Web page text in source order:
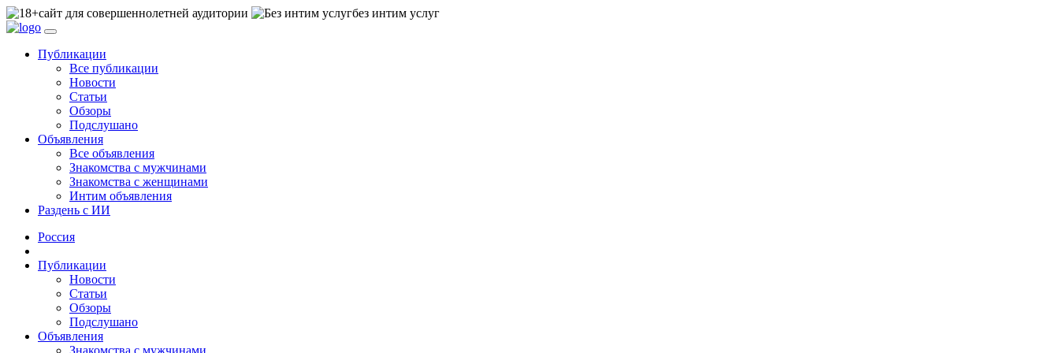
сайт для совершеннолетней аудитории без интим услуг
Публикации
Все публикации
Новости
Статьи
Обзоры
Подслушано
Объявления
Все объявления
Знакомства с мужчинами
Знакомства с женщинами
Интим объявления
Раздень с ИИ
Россия
Публикации
Новости
Статьи
Обзоры
Подслушано
Объявления
Знакомства с мужчинами